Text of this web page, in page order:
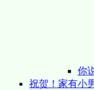
你
祝贺！家有小